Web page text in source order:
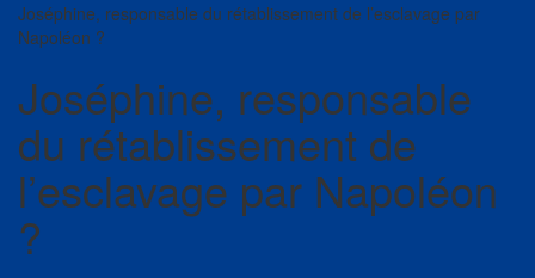
Joséphine, responsable du rétablissement de l’esclavage par
Napoléon ?
Joséphine, responsable
du rétablissement de
l’esclavage par Napoléon
?